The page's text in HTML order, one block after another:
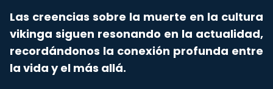
Las creencias sobre la muerte en la cultura
vikinga siguen resonando en la actualidad,
recordándonos la conexión profunda entre
la vida y el más allá.